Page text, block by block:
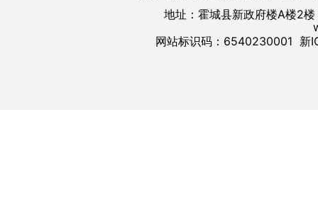
地址：霍城县新政府楼A楼
网站标识码：6540230001 新